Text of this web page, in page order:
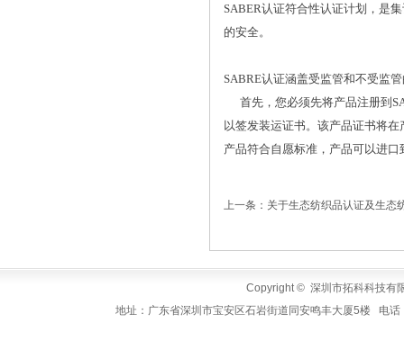
SABER认证符合性认证计划，是
的安全。
SABRE认证涵盖受监管和不受监
首先，您必须先将产品注册到
以签发装运证书。该产品证书将
产品符合自愿标准，产品可以进
上一条：关于生态纺织品认证及生态
Copyright © 深圳市拓科科技有
地址：广东省深圳市宝安区石岩街道同安鸣丰大厦5楼 电